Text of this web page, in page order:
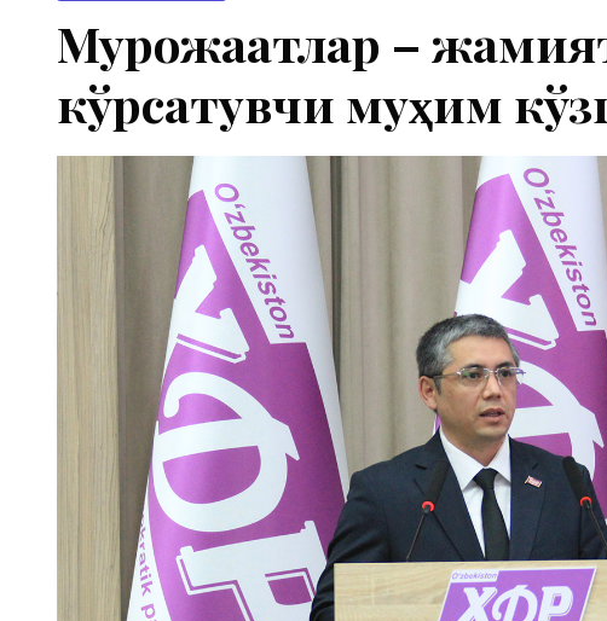
Мурожаатлар –
кўрсатувчи муҳим